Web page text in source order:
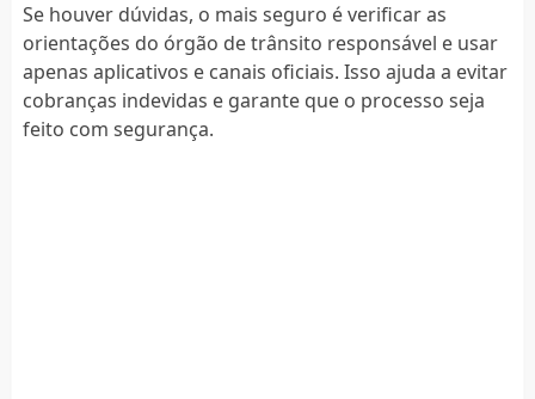
Se houver dúvidas, o mais seguro é verificar as
orientações do órgão de trânsito responsável e usar
apenas aplicativos e canais oficiais. Isso ajuda a evitar
cobranças indevidas e garante que o processo seja
feito com segurança.